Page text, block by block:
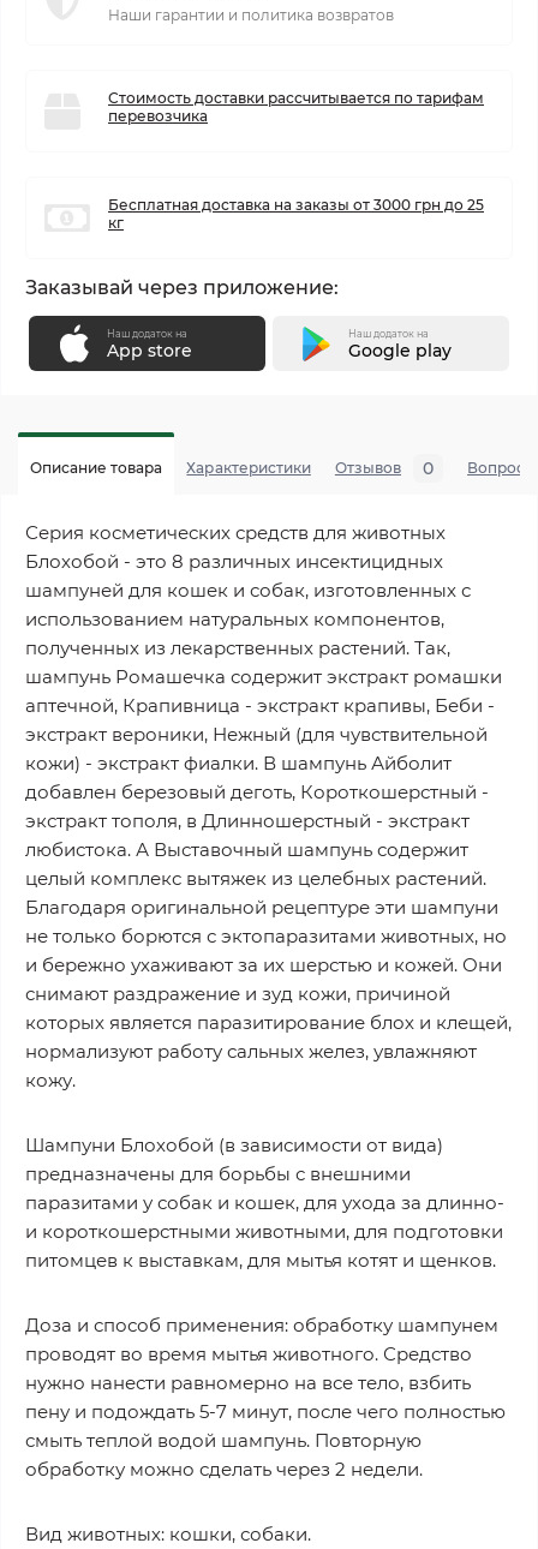
Наши гарантии и политика возвратов
Стоимость доставки рассчитывается по тарифам
перевозчика
Бесплатная доставка на заказы от 3000 грн до 25
кг
Заказывай через приложение:
Наш додаток на
App store
Наш додаток на
Google play
Описание товара Характеристики Отзывов 0 Вопросы
Серия косметических средств для животных
Блохобой - это 8 различных инсектицидных
шампуней для кошек и собак, изготовленных с
использованием натуральных компонентов,
полученных из лекарственных растений. Так,
шампунь Ромашечка содержит экстракт ромашки
аптечной, Крапивница - экстракт крапивы, Беби -
экстракт вероники, Нежный (для чувствительной
кожи) - экстракт фиалки. В шампунь Айболит
добавлен березовый деготь, Короткошерстный -
экстракт тополя, в Длинношерстный - экстракт
любистока. А Выставочный шампунь содержит
целый комплекс вытяжек из целебных растений.
Благодаря оригинальной рецептуре эти шампуни
не только борются с эктопаразитами животных, но
и бережно ухаживают за их шерстью и кожей. Они
снимают раздражение и зуд кожи, причиной
которых является паразитирование блох и клещей,
нормализуют работу сальных желез, увлажняют
кожу.
Шампуни Блохобой (в зависимости от вида)
предназначены для борьбы с внешними
паразитами у собак и кошек, для ухода за длинно-
и короткошерстными животными, для подготовки
питомцев к выставкам, для мытья котят и щенков.
Доза и способ применения: обработку шампунем
проводят во время мытья животного. Средство
нужно нанести равномерно на все тело, взбить
пену и подождать 5-7 минут, после чего полностью
смыть теплой водой шампунь. Повторную
обработку можно сделать через 2 недели.
Вид животных: кошки, собаки.